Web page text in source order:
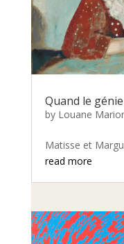
Quand le
by Louane
Matisse et
read more